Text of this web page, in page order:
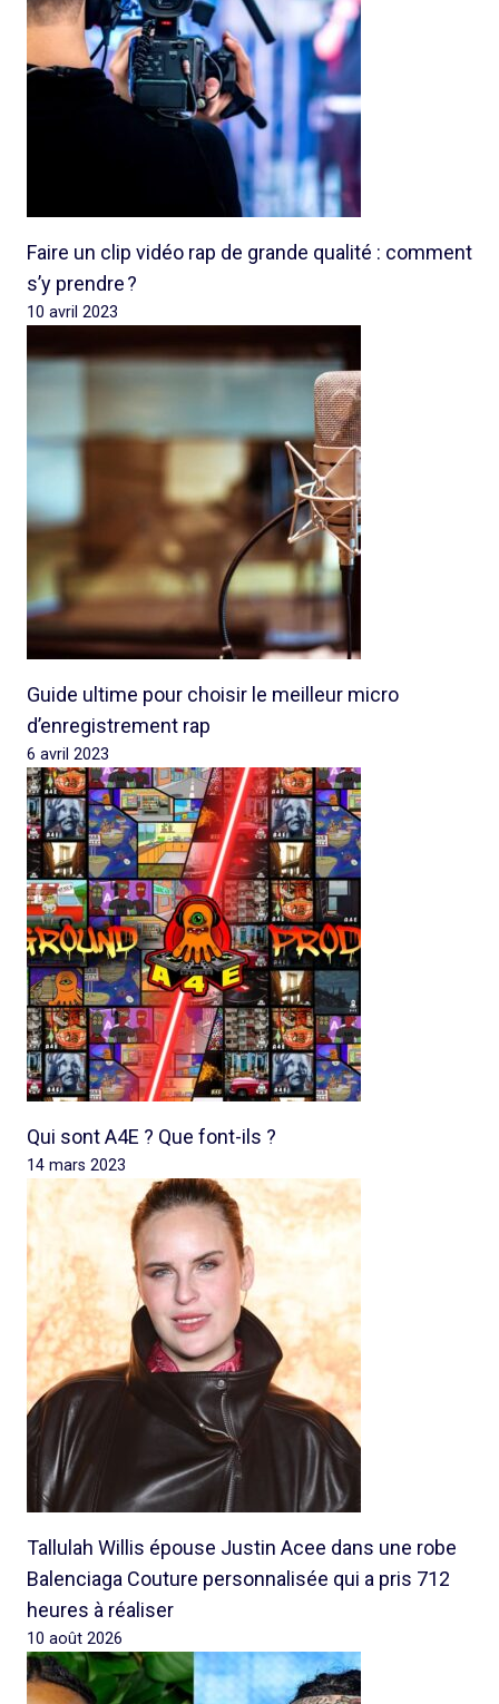
Faire un clip vidéo rap de grande qualité : comment
s’y prendre ?
10 avril 2023
Guide ultime pour choisir le meilleur micro
d’enregistrement rap
6 avril 2023
Qui sont A4E ? Que font-ils ?
14 mars 2023
Tallulah Willis épouse Justin Acee dans une robe
Balenciaga Couture personnalisée qui a pris 712
heures à réaliser
10 août 2026